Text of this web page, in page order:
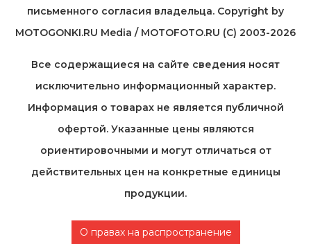
письменного согласия владельца. Copyright by
MOTOGONKI.RU Media / MOTOFOTO.RU (C) 2003-2026
Все содержащиеся на cайте сведения носят
исключительно информационный характер.
Информация о товарах не является публичной
офертой. Указанные цены являются
ориентировочными и могут отличаться от
действительных цен на конкретные единицы
продукции.
О правах на распространение